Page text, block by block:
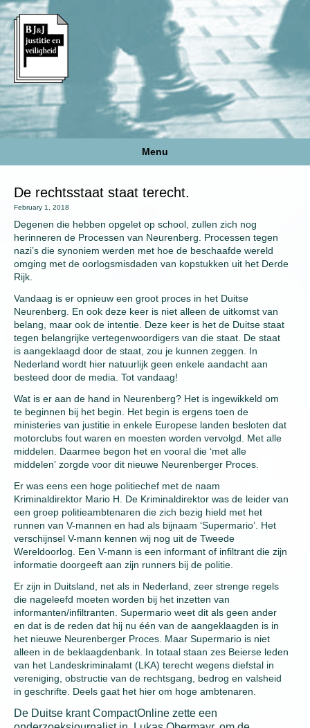
Menu
De rechtsstaat staat terecht.
February 1, 2018
Degenen die hebben opgelet op school, zullen zich nog
herinneren de Processen van Neurenberg. Processen tegen
nazi’s die synoniem werden met hoe de beschaafde wereld
omging met de oorlogsmisdaden van kopstukken uit het Derde
Rijk.
Vandaag is er opnieuw een groot proces in het Duitse
Neurenberg. En ook deze keer is niet alleen de uitkomst van
belang, maar ook de intentie. Deze keer is het de Duitse staat
tegen belangrijke vertegenwoordigers van die staat. De staat
is aangeklaagd door de staat, zou je kunnen zeggen. In
Nederland wordt hier natuurlijk geen enkele aandacht aan
besteed door de media. Tot vandaag!
Wat is er aan de hand in Neurenberg? Het is ingewikkeld om
te beginnen bij het begin. Het begin is ergens toen de
ministeries van justitie in enkele Europese landen besloten dat
motorclubs fout waren en moesten worden vervolgd. Met alle
middelen. Daarmee begon het en vooral die ‘met alle
middelen’ zorgde voor dit nieuwe Neurenberger Proces.
Er was eens een hoge politiechef met de naam
Kriminaldirektor Mario H. De Kriminaldirektor was de leider van
een groep politieambtenaren die zich bezig hield met het
runnen van V-mannen en had als bijnaam ‘Supermario’. Het
verschijnsel V-mann kennen wij nog uit de Tweede
Wereldoorlog. Een V-mann is een informant of infiltrant die zijn
informatie doorgeeft aan zijn runners bij de politie.
Er zijn in Duitsland, net als in Nederland, zeer strenge regels
die nageleefd moeten worden bij het inzetten van
informanten/infiltranten. Supermario weet dit als geen ander
en dat is de reden dat hij nu één van de aangeklaagden is in
het nieuwe Neurenberger Proces. Maar Supermario is niet
alleen in de beklaagdenbank. In totaal staan zes Beierse leden
van het Landeskriminalamt (LKA) terecht wegens diefstal in
vereniging, obstructie van de rechtsgang, bedrog en valsheid
in geschrifte. Deels gaat het hier om hoge ambtenaren.
De Duitse krant CompactOnline zette een